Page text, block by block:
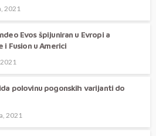
2021
Evos špijuniran u Evropi a
i Fusion u Americi
polovinu pogonskih varijanti do
2021